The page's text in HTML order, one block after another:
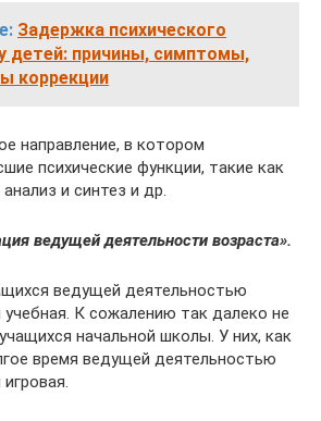
Задержка психического
детей: причины, симптомы,
коррекции
направление, в котором
психические функции, такие как
и синтез и др.
ведущей деятельности возраста».
ведущей деятельностью
учебная. К сожалению так далеко не
начальной школы. У них, как
время ведущей деятельностью